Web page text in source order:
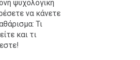
ψυχολογική
να κάνετε
Τι
και τι